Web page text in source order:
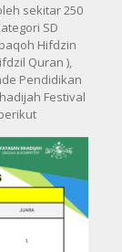
sekitar 250
SD
Hifdzin
Quran ),
Pendidikan
Festival